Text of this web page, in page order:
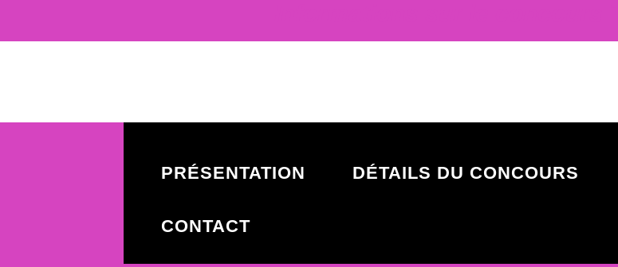
PRÉSENTATION DÉTAILS DU CONCOURS
CONTACT